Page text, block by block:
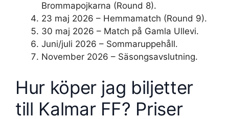
Brommapojkarna (Round 8).
23 maj 2026 – Hemmamatch (Round 9).
30 maj 2026 – Match på Gamla Ullevi.
Juni/juli 2026 – Sommaruppehåll.
November 2026 – Säsongsavslutning.
Hur köper jag biljetter
till Kalmar FF? Priser